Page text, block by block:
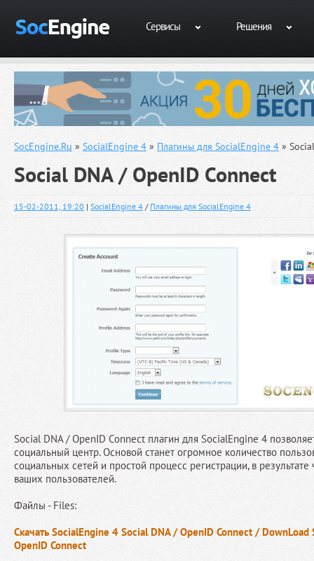
Сервисы Решения
SocEngine.Ru » SocialEngine 4 » Плагины для SocialEngine 4 »
Social DNA / OpenID Connect
15-02-2011, 19:20 | SocialEngine 4 / Плагины для SocialEngine 4
Social DNA / OpenID Connect плагин для SocialEngine 4
социальный центр. Основой станет огромное количество
социальных сетей и простой процесс регистрации, в результате
ваших пользователей.
Файлы - Files:
Скачать SocialEngine 4 Social DNA / OpenID Connect /
OpenID Connect